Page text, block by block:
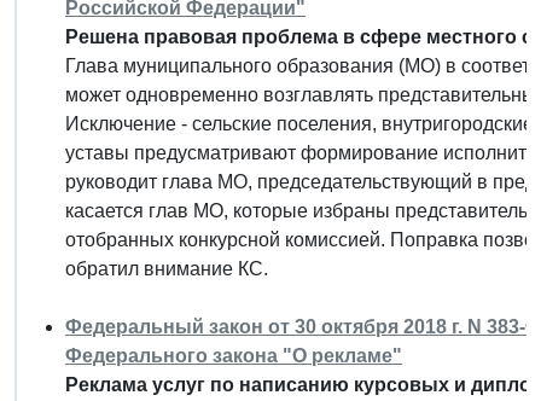
Российской Федерации"
Решена правовая проблема в сфере местного
Глава муниципального образования (МО) в
может одновременно возглавлять
Исключение - сельские поселения,
уставы предусматривают формирование
руководит глава МО, председательствующий в
касается глав МО, которые избраны
отобранных конкурсной комиссией. Поправка
обратил внимание КС.
Федеральный закон от 30 октября 2018 г. N
Федерального закона "О рекламе"
Реклама услуг по написанию курсовых и